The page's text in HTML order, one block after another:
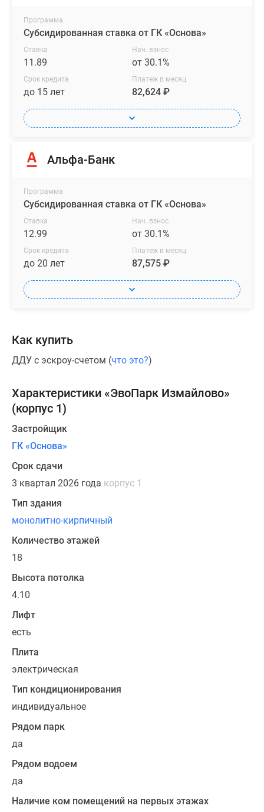
Программа
Субсидированная ставка от ГК «Основа»
Ставка
11.89
Нач. взнос
от 30.1%
Срок кредита
до 15 лет
Платеж в месяц
82,624 ₽
Альфа-Банк
Программа
Субсидированная ставка от ГК «Основа»
Ставка
12.99
Нач. взнос
от 30.1%
Срок кредита
до 20 лет
Платеж в месяц
87,575 ₽
Как купить
ДДУ с эскроу-счетом (что это?)
Характеристики «ЭвоПарк Измайлово»
(корпус 1)
Застройщик
ГК «Основа»
Срок сдачи
3 квартал 2026 года корпус 1
Тип здания
монолитно-кирпичный
Количество этажей
18
Высота потолка
4.10
Лифт
есть
Плита
электрическая
Тип кондиционирования
индивидуальное
Рядом парк
да
Рядом водоем
да
Наличие ком помещений на первых этажах